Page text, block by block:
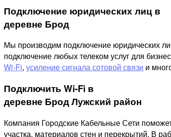
Подключение юридических лиц в
деревне Брод
Мы производим подключение юридических
подключение любых телеком услуг для
Wi-Fi, усиление сигнала сотовой связи и
Подключить Wi-Fi в
деревне Брод Лужский район
Компания Городские Кабельные Сети
участка, материалов стен и перекрытий. В